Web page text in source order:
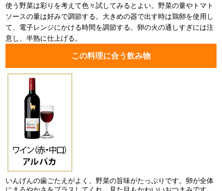
使う野菜は彩りを考えて色々試してみるとよい。野菜の量やトマト
ソースの量は好みで調節する。大きめの器で出す時は鶏卵を使用し
て、電子レンジにかける時間を調節する。卵の火の通しすぎには注
意し、半熟に仕上げる。
この料理に合う飲み物
いんげんの歯ごたえがよく、野菜の旨味がたっぷりです。卵が全体
にまろやかさをプラスしてくれ、見た目もかわいいおつまみです。